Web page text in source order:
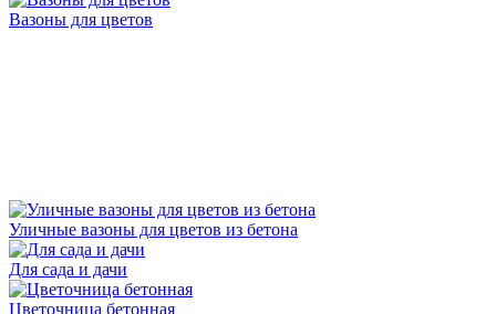
Вазоны для цветов
Уличные вазоны для цветов из бетона
Для сада и дачи
Цветочница бетонная